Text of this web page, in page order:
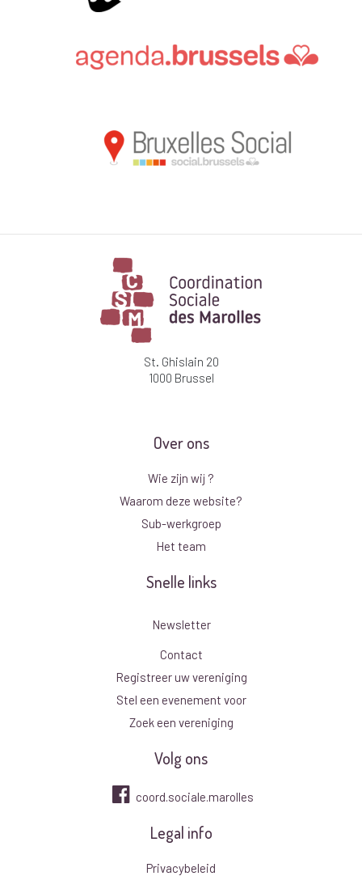
St. Ghislain 20
1000 Brussel
Over ons
Wie zijn wij ?
Waarom deze website?
Sub-werkgroep
Het team
Snelle links
Newsletter
Contact
Registreer uw vereniging
Stel een evenement voor
Zoek een vereniging
Volg ons
coord.sociale.marolles
Legal info
Privacybeleid